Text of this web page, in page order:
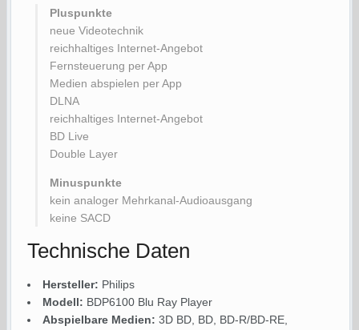
Pluspunkte
neue Videotechnik
reichhaltiges Internet-Angebot
Fernsteuerung per App
Medien abspielen per App
DLNA
reichhaltiges Internet-Angebot
BD Live
Double Layer
Minuspunkte
kein analoger Mehrkanal-Audioausgang
keine SACD
Technische Daten
Hersteller: Philips
Modell: BDP6100 Blu Ray Player
Abspielbare Medien: 3D BD, BD, BD-R/BD-RE,